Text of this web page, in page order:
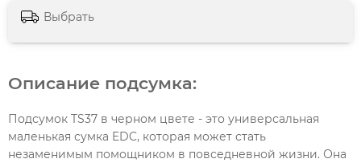
Выбрать
Описание подсумка:
Подсумок TS37 в черном цвете - это универсальная
маленькая сумка EDC, которая может стать
незаменимым помощником в повседневной жизни. Она